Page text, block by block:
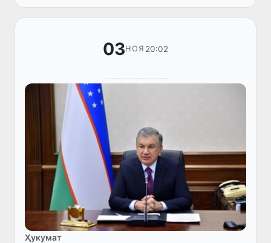
масалалари бўйича видеоселектор
йиғилиш...
03НОЯ 20:02
Ҳукумат